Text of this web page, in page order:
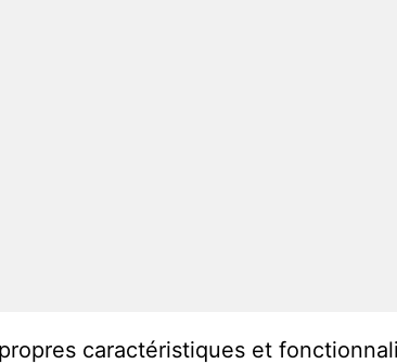
caractéristiques et